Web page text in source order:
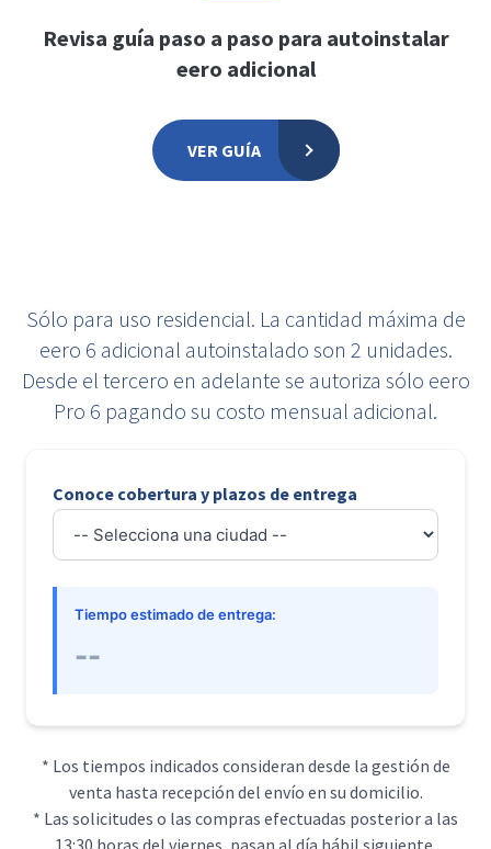
Revisa guía paso a paso para autoinstalar
eero adicional
VER GUÍA
Sólo para uso residencial. La cantidad máxima de
eero 6 adicional autoinstalado son 2 unidades.
Desde el tercero en adelante se autoriza sólo eero
Pro 6 pagando su costo mensual adicional.​
Conoce cobertura y plazos de entrega
Tiempo estimado de entrega:
--
* Los tiempos indicados consideran desde la gestión de
venta hasta recepción del envío en su domicilio.
* Las solicitudes o las compras efectuadas posterior a las